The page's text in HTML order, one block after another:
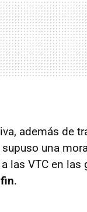
además de
una
las VTC en las
.